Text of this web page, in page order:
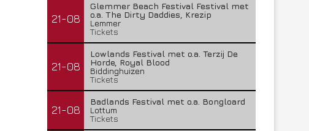
21-08
Glemmer Beach Festival Festival met
o.a. The Dirty Daddies, Krezip
Lemmer
Tickets
21-08
Lowlands Festival met o.a. Terzij De
Horde, Royal Blood
Biddinghuizen
Tickets
21-08
Badlands Festival met o.a. Bongloard
Lottum
Tickets